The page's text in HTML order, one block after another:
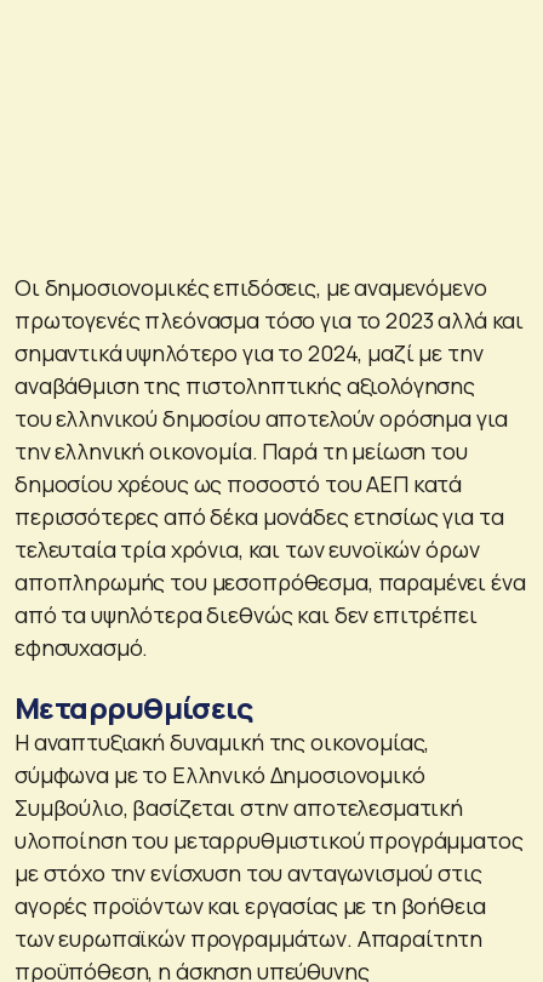
Οι δημοσιονομικές επιδόσεις, με αναμενόμενο
πρωτογενές πλεόνασμα τόσο για το 2023 αλλά και
σημαντικά υψηλότερο για το 2024, μαζί με την
αναβάθμιση της πιστοληπτικής αξιολόγησης
του ελληνικού δημοσίου αποτελούν ορόσημα για
την ελληνική οικονομία. Παρά τη μείωση του
δημοσίου χρέους ως ποσοστό του ΑΕΠ κατά
περισσότερες από δέκα μονάδες ετησίως για τα
τελευταία τρία χρόνια, και των ευνοϊκών όρων
αποπληρωμής του μεσοπρόθεσμα, παραμένει ένα
από τα υψηλότερα διεθνώς και δεν επιτρέπει
εφησυχασμό.
Μεταρρυθμίσεις
Η αναπτυξιακή δυναμική της οικονομίας,
σύμφωνα με το Ελληνικό Δημοσιονομικό
Συμβούλιο, βασίζεται στην αποτελεσματική
υλοποίηση του μεταρρυθμιστικού προγράμματος
με στόχο την ενίσχυση του ανταγωνισμού στις
αγορές προϊόντων και εργασίας με τη βοήθεια
των ευρωπαϊκών προγραμμάτων. Απαραίτητη
προϋπόθεση, η άσκηση υπεύθυνης